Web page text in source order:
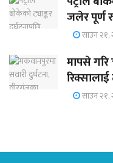
जलेर पूर्ण
साउन २१,
मापसे गरि
साउन २१,